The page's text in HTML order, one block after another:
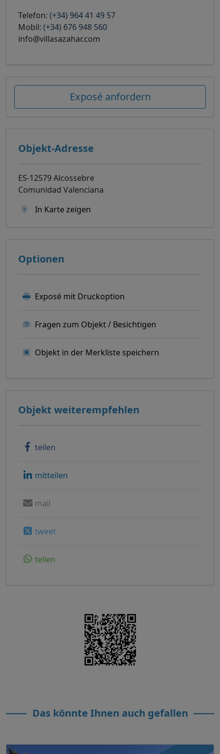
Telefon: (+34) 964 41 49 57
Mobil: (+34) 676 948 560
info@villasazahar.com
Exposé anfordern
Objekt-Adresse
ES-12579 Alcossebre
Comunidad Valenciana
In Karte zeigen
Optionen
Exposé mit Druckoption
Fragen zum Objekt / Besichtigen
Objekt in der Merkliste speichern
Objekt weiterempfehlen
teilen
mitteilen
mail
tweet
teilen
Das könnte Ihnen auch gefallen